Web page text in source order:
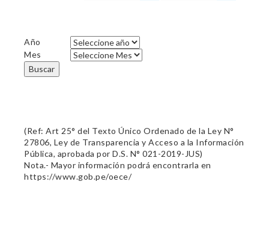
Año
Mes
Buscar
(Ref: Art 25° del Texto Único Ordenado de la Ley N°
27806, Ley de Transparencia y Acceso a la Información
Pública, aprobada por D.S. N° 021-2019-JUS)
Nota.- Mayor información podrá encontrarla en
https://www.gob.pe/oece/